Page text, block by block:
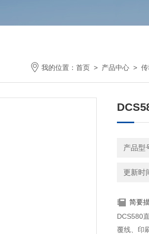
我的位置： 首页 > 产品中心 >
更新时
简要
DCS580
覆线、印